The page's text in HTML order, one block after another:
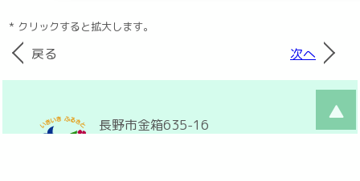
* クリックすると拡大します。
戻る 次へ
長野市金箱635-16